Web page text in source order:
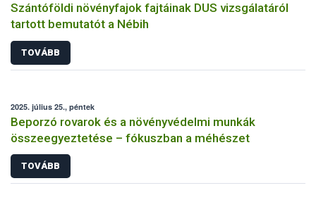
Szántóföldi növényfajok fajtáinak DUS vizsgálatáról
tartott bemutatót a Nébih
TOVÁBB
2025. július 25., péntek
Beporzó rovarok és a növényvédelmi munkák
összeegyeztetése – fókuszban a méhészet
TOVÁBB